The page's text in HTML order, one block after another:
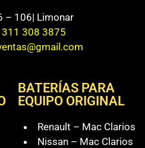
– 106| Limonar
311 308 3875
BATERÍAS PARA
EQUIPO ORIGINAL
Renault – Mac Clarios
Nissan – Mac Clarios